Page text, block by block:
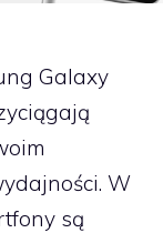
Galaxy
W
są